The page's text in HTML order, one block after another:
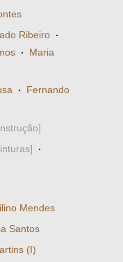
Ribeiro ·
· Maria
· Fernando
·
Mendes
Santos
(I)